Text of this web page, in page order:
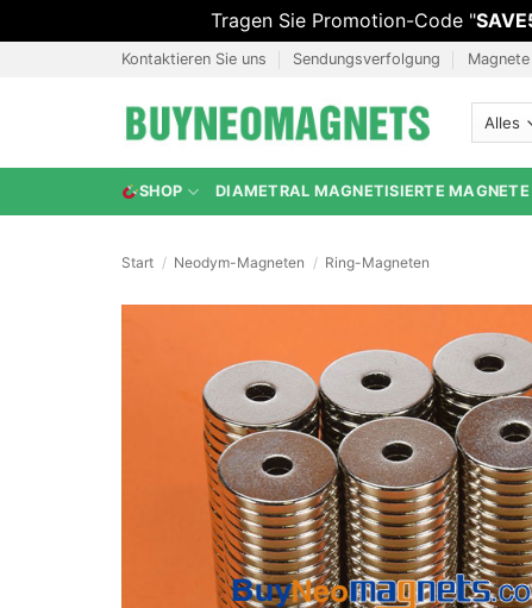
Tragen Sie Promotion-Code "
Kontaktieren Sie uns Sendungsverfolgung Magnete
SHOP DIAMETRAL MAGNETISIERTE MAGNETE
Start / Neodym-Magneten / Ring-Magneten